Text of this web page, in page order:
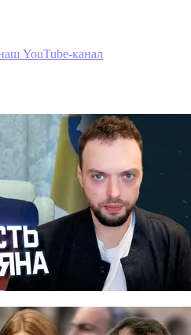
YouTube-канал